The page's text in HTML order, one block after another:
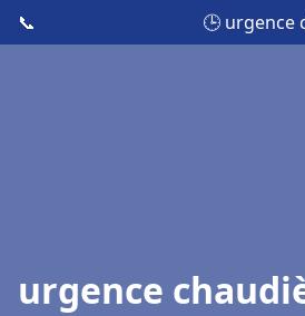
📞 🕒 urgence
urgence